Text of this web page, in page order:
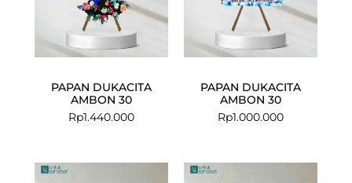
PAPAN DUKACITA
AMBON 30
Rp1.440.000
PAPAN DUKACITA
AMBON 30
Rp1.000.000